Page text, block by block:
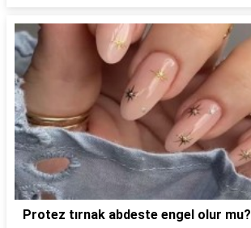
Protez tırnak abdeste engel olur mu?